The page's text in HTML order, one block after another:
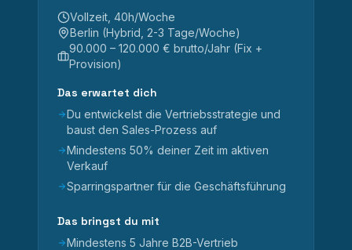
Vollzeit, 40h/Woche
Berlin (Hybrid, 2-3 Tage/Woche)
90.000 – 120.000 € brutto/Jahr (Fix +
Provision)
Das erwartet dich
Du entwickelst die Vertriebsstrategie und
baust den Sales-Prozess auf
Mindestens 50% deiner Zeit im aktiven
Verkauf
Sparringspartner für die Geschäftsführung
Das bringst du mit
Mindestens 5 Jahre B2B-Vertrieb